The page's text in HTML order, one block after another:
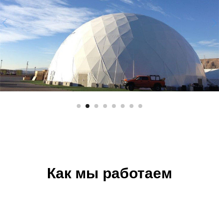
Как мы работаем